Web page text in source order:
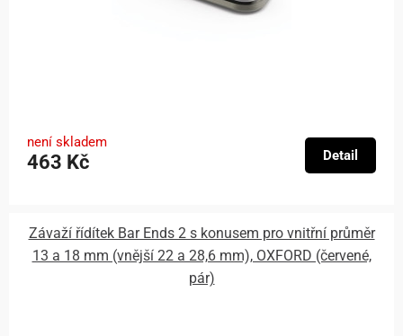
není skladem
463 Kč Detail
Závaží řídítek Bar Ends 2 s konusem pro vnitřní průměr
13 a 18 mm (vnější 22 a 28,6 mm), OXFORD (červené,
pár)